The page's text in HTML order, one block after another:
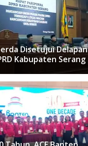
Disetujui Delapan
Kabupaten Serang